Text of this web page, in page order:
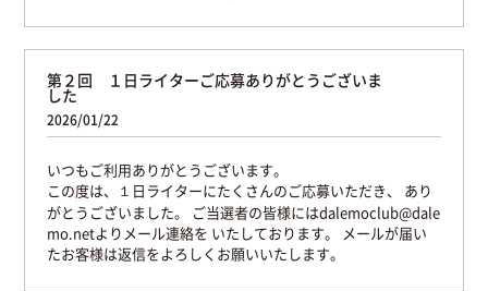
第２回 １日ライターご応募ありがとうございま
した
2026/01/22
いつもご利用ありがとうございます。
この度は、１日ライターにたくさんのご応募いただき、
あり
がとうございました。
ご当選者の皆様にはdalemoclub@dale
mo.netよりメール連絡を いたしております。
メールが届い
たお客様は返信をよろしくお願いいたします。